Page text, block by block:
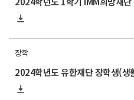
장학
2024학년도 유한재단 장학생(생